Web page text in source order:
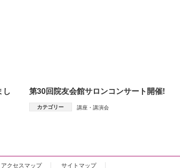
第30回院友会館サロンコンサート開催!
カテゴリー 講座・講演会
アクセスマップ サイトマップ